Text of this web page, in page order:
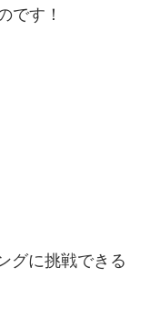
です！
グに挑戦できる